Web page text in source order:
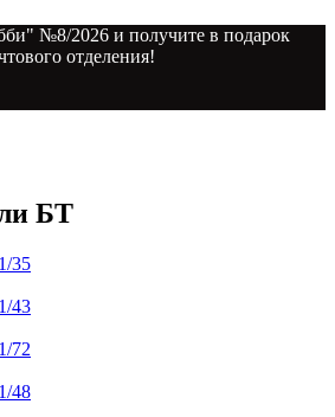
№8/2026 и получите в подарок
отделения!
БТ
35
43
72
48